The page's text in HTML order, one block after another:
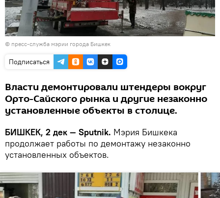
© пресс-служба мэрии города Бишкек
Подписаться
Власти демонтировали штендеры вокруг
Орто-Сайского рынка и другие незаконно
установленные объекты в столице.
БИШКЕК, 2 дек — Sputnik. Мэрия Бишкека
продолжает работы по демонтажу незаконно
установленных объектов.